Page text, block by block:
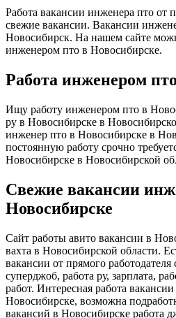
Работа вакансии инженера пто от
свежие вакансии. Вакансии
Новосибирск. На нашем сайте
инженером пто в Новосибирске.
Работа инженером
Ищу работу инженером пто в
ру в Новосибирске в
инженер пто в Новосибирске в
постоянную работу срочно
Новосибирске в Новосибирской
Свежие вакансии
Новосибирске
Сайт работы авито вакансии в
вахта в Новосибирской области.
вакансии от прямого работодателя
суперджоб, работа ру, зарплата,
работ. Интересная работа
Новосибирске, возможна
вакансий в Новосибирске работа